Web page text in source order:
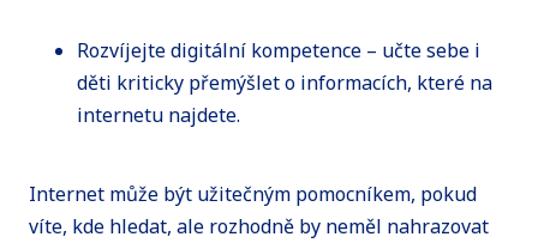
Rozvíjejte digitální kompetence – učte sebe i
děti kriticky přemýšlet o informacích, které na
internetu najdete.
Internet může být užitečným pomocníkem, pokud
víte, kde hledat, ale rozhodně by neměl nahrazovat